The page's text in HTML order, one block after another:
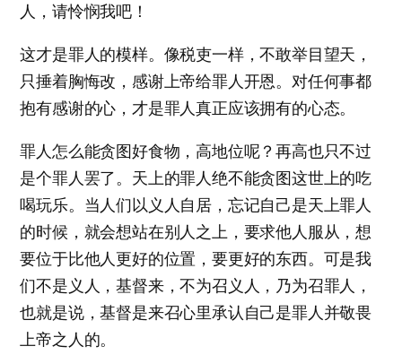
人，请怜悯我吧！
这才是罪人的模样。像税吏一样，不敢举目望天，
只捶着胸悔改，感谢上帝给罪人开恩。对任何事都
抱有感谢的心，才是罪人真正应该拥有的心态。
罪人怎么能贪图好食物，高地位呢？再高也只不过
是个罪人罢了。天上的罪人绝不能贪图这世上的吃
喝玩乐。当人们以义人自居，忘记自己是天上罪人
的时候，就会想站在别人之上，要求他人服从，想
要位于比他人更好的位置，要更好的东西。可是我
们不是义人，基督来，不为召义人，乃为召罪人，
也就是说，基督是来召心里承认自己是罪人并敬畏
上帝之人的。